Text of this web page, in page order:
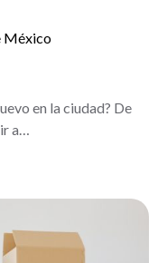
México
en la ciudad? De
a…